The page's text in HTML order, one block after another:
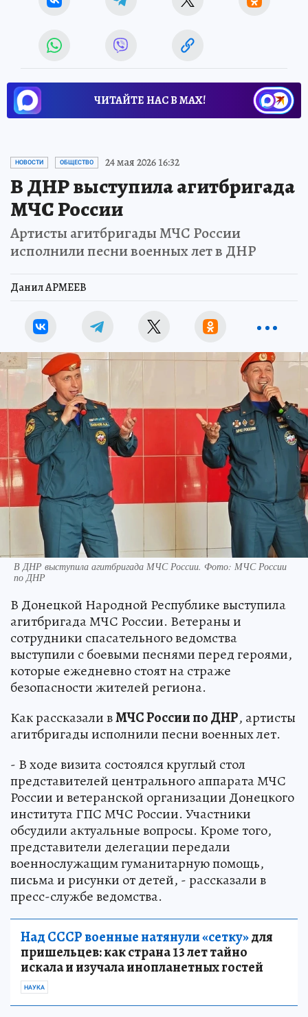
ЧИТАЙТЕ НАС В МАХ!
НОВОСТИ ОБЩЕСТВО 24 мая 2026 16:32
В ДНР выступила агитбригада
МЧС России
Артисты агитбригады МЧС России
исполнили песни военных лет в ДНР
Данил АРМЕЕВ
В ДНР выступила агитбригада МЧС России. Фото: МЧС России
по ДНР
В Донецкой Народной Республике выступила
агитбригада МЧС России. Ветераны и
сотрудники спасательного ведомства
выступили с боевыми песнями перед героями,
которые ежедневно стоят на страже
безопасности жителей региона.
Как рассказали вМЧС России по ДНР, артисты
агитбригады исполнили песни военных лет.
- В ходе визита состоялся круглый стол
представителей центрального аппарата МЧС
России и ветеранской организации Донецкого
института ГПС МЧС России. Участники
обсудили актуальные вопросы. Кроме того,
представители делегации передали
военнослужащим гуманитарную помощь,
письма и рисунки от детей, - рассказали в
пресс-службе ведомства.
Над СССР военные натянули «сетку»для
пришельцев: как страна 13 лет тайно
искала и изучала инопланетных гостей
НАУКА